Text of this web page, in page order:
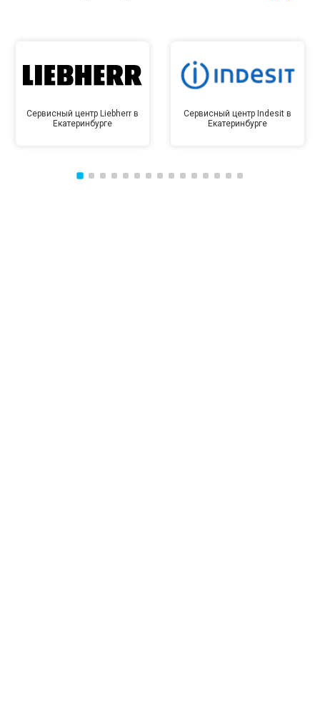
Сервисный центр Liebherr в
Екатеринбурге
Сервисный центр Indesit в
Екатеринбурге